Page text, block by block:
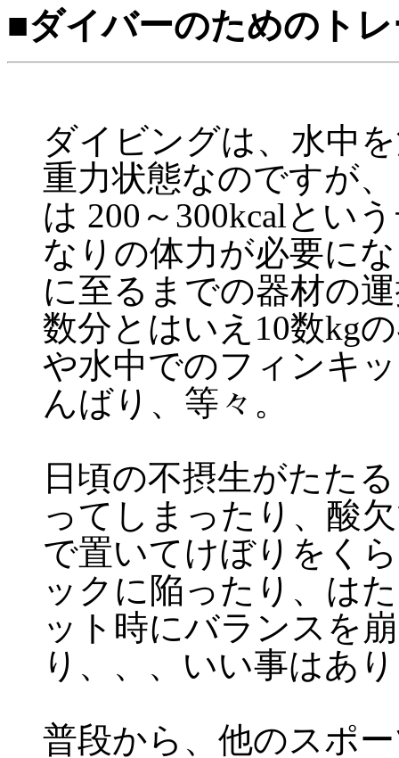
■ダイバーのためのト
ダイビングは、水中
重力状態なのですが
は 200～300kcalとい
なりの体力が必要に
に至るまでの器材の
数分とはいえ10数kg
や水中でのフィンキ
んばり、等々。
日頃の不摂生がたた
ってしまったり、酸
で置いてけぼりをく
ックに陥ったり、は
ット時にバランスを
り、、、いい事はあ
普段から、他のスポ